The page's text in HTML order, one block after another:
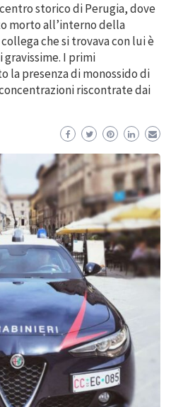
storico di Perugia, dove
morto all’interno della
che si trovava con lui è
gravissime. I primi
la presenza di monossido di
riscontrate dai